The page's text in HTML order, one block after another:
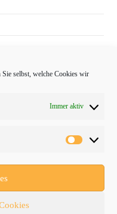
Sie selbst, welche Cookies wir
Immer aktiv